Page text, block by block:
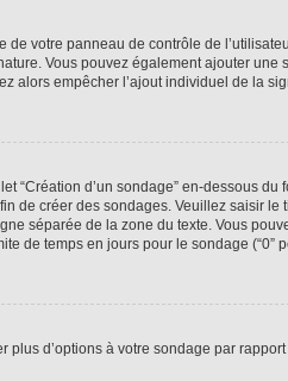
votre panneau de contrôle de
Vous pouvez également ajouter une
alors empêcher l’ajout individuel de la
“Création d’un sondage” en-dessous du
de créer des sondages. Veuillez saisir le
séparée de la zone du texte. Vous
de temps en jours pour le sondage (“0”
plus d’options à votre sondage par